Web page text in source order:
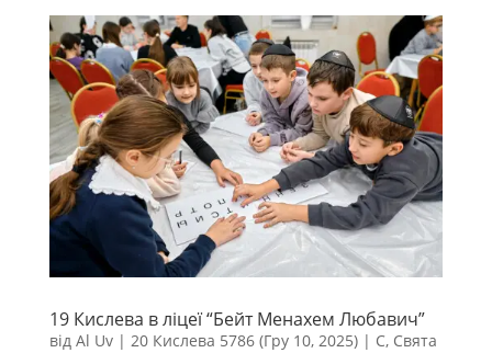
19 Кислева в ліцеї “Бейт Менахем Любавич”
від Al Uv| 20 Кислева 5786 (Гру 10, 2025)| С, Свята